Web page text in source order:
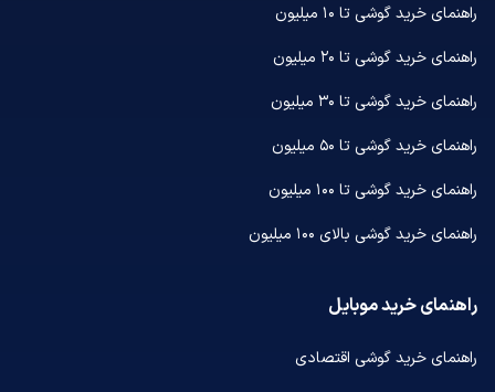
راهنمای خرید گوشی تا ۱۰ میلیون
راهنمای خرید گوشی تا ۲۰ میلیون
راهنمای خرید گوشی تا ۳۰ میلیون
راهنمای خرید گوشی تا ۵۰ میلیون
راهنمای خرید گوشی تا ۱۰۰ میلیون
راهنمای خرید گوشی بالای ۱۰۰ میلیون
راهنمای خرید موبایل
راهنمای خرید گوشی اقتصادی